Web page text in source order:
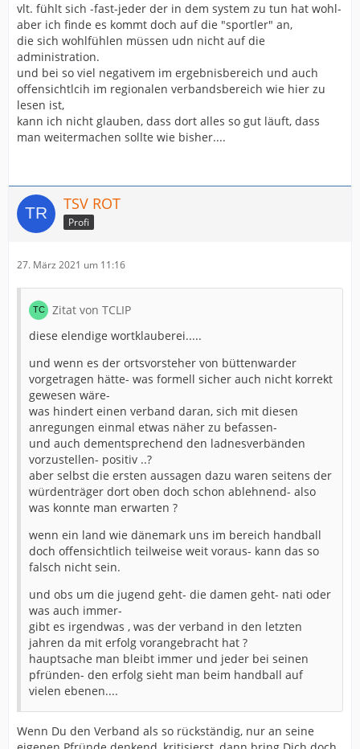
vlt. fühlt sich -fast-jeder der in dem system zu tun hat wohl-
aber ich finde es kommt doch auf die "sportler" an,
die sich wohlfühlen müssen udn nicht auf die
administration.
und bei so viel negativem im ergebnisbereich und auch
offensichtlcih im regionalen verbandsbereich wie hier zu
lesen ist,
kann ich nicht glauben, dass dort alles so gut läuft, dass
man weitermachen sollte wie bisher....
TSV ROT
Profi
27. März 2021 um 11:16
Zitat von TCLIP
diese elendige wortklauberei.....
und wenn es der ortsvorsteher von büttenwarder
vorgetragen hätte- was formell sicher auch nicht korrekt
gewesen wäre-
was hindert einen verband daran, sich mit diesen
anregungen einmal etwas näher zu befassen-
und auch dementsprechend den ladnesverbänden
vorzustellen- positiv ..?
aber selbst die ersten aussagen dazu waren seitens der
würdenträger dort oben doch schon ablehnend- also
was konnte man erwarten ?
wenn ein land wie dänemark uns im bereich handball
doch offensichtlich teilweise weit voraus- kann das so
falsch nicht sein.
und obs um die jugend geht- die damen geht- nati oder
was auch immer-
gibt es irgendwas , was der verband in den letzten
jahren da mit erfolg vorangebracht hat ?
hauptsache man bleibt immer und jeder bei seinen
pfründen- den erfolg sieht man beim handball auf
vielen ebenen....
Wenn Du den Verband als so rückständig, nur an seine